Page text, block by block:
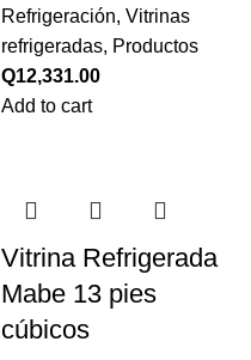
Refrigeración, Vitrinas
refrigeradas, Productos
Q12,331.00
Add to cart
Vitrina Refrigerada
Mabe 13 pies
cúbicos